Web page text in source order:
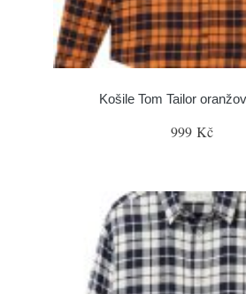
Košile Tom Tailor
999 Kč